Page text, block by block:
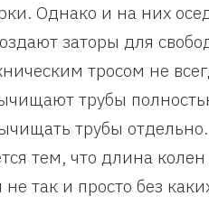
Однако и на них
заторы для
тросом не
трубы
трубы
тем, что длина колен
так и просто без